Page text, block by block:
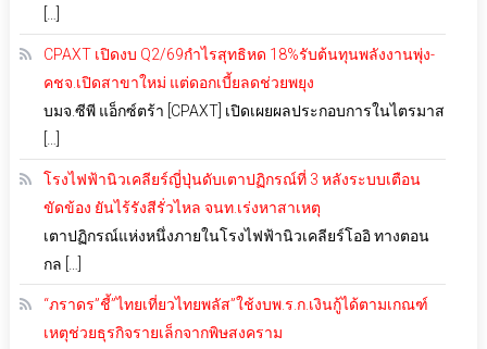
[…]
CPAXT เปิดงบ Q2/69กำไรสุทธิหด 18%รับต้นทุนพลังงานพุ่ง-
คชจ.เปิดสาขาใหม่ แต่ดอกเบี้ยลดช่วยพยุง
บมจ.ซีพี แอ็กซ์ตร้า [CPAXT] เปิดเผยผลประกอบการในไตรมาส
[…]
โรงไฟฟ้านิวเคลียร์ญี่ปุ่นดับเตาปฏิกรณ์ที่ 3 หลังระบบเตือน
ขัดข้อง ยันไร้รังสีรั่วไหล จนท.เร่งหาสาเหตุ
เตาปฏิกรณ์แห่งหนึ่งภายในโรงไฟฟ้านิวเคลียร์โออิ ทางตอน
กล […]
“ภราดร”ชี้”ไทยเที่ยวไทยพลัส”ใช้งบพ.ร.ก.เงินกู้ได้ตามเกณฑ์
เหตุช่วยธุรกิจรายเล็กจากพิษสงคราม